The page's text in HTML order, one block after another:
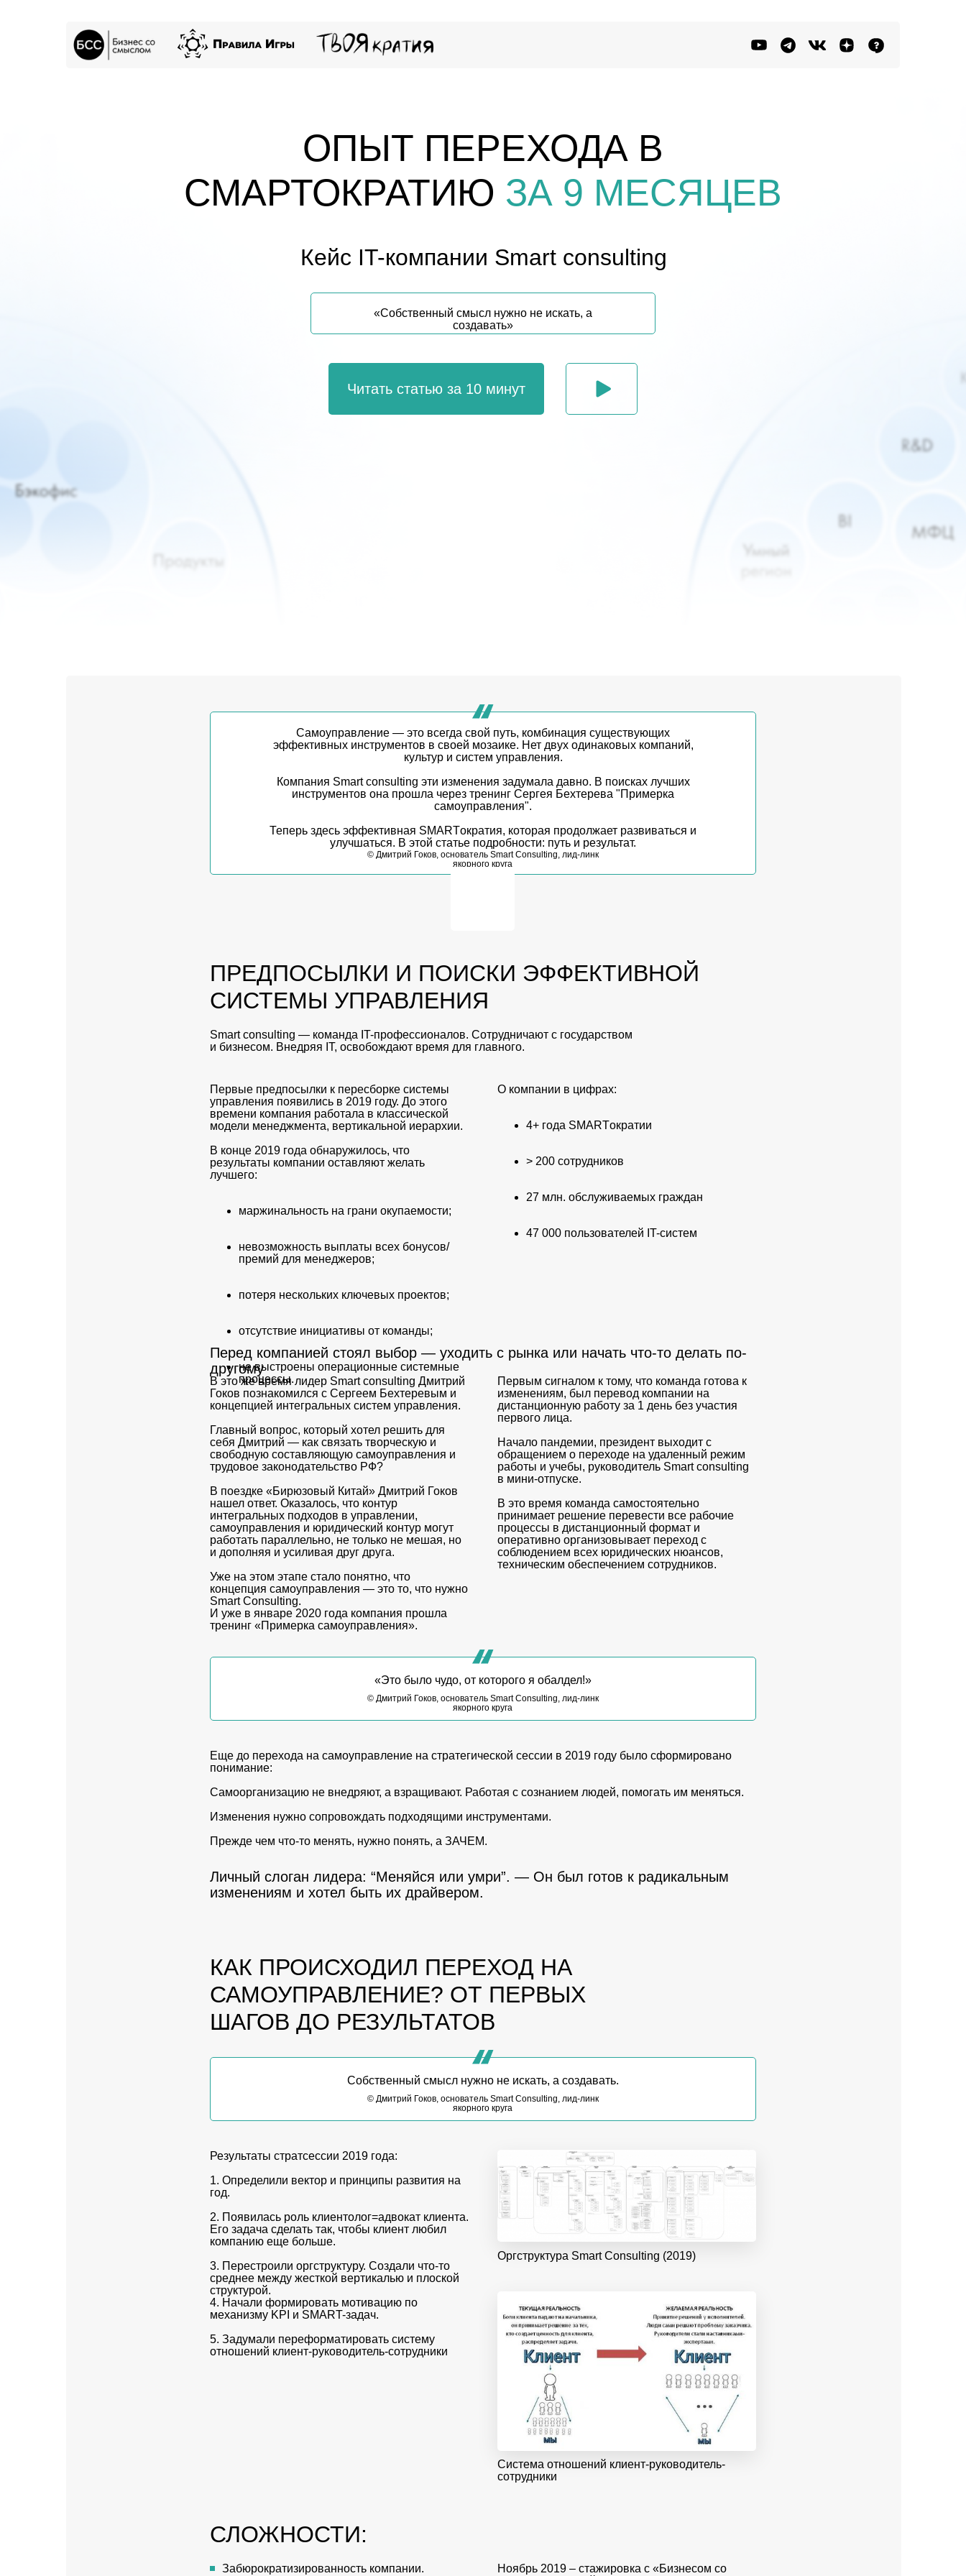
ОПЫТ ПЕРЕХОДА В
СМАРТОКРАТИЮ ЗА 9 МЕСЯЦЕВ
Кейс IT-компании Smart consulting
«Собственный смысл нужно не искать, а
создавать»
Читать статью за 10 минут
Самоуправление — это всегда свой путь, комбинация существующих
эффективных инструментов в своей мозаике. Нет двух одинаковых компаний,
культур и систем управления.
Компания Smart consulting эти изменения задумала давно. В поисках лучших
инструментов она прошла через тренинг Сергея Бехтерева "Примерка
самоуправления".
Теперь здесь эффективная SMARTократия, которая продолжает развиваться и
улучшаться. В этой статье подробности: путь и результат.
© Дмитрий Гоков, основатель Smart Consulting, лид-линк
якорного круга
ПРЕДПОСЫЛКИ И ПОИСКИ ЭФФЕКТИВНОЙ
СИСТЕМЫ УПРАВЛЕНИЯ
О компании в цифрах:
4+ года SMARTократии
> 200 сотрудников
27 млн. обслуживаемых граждан
47 000 пользователей IT-систем
Smart consulting — команда IT-профессионалов. Сотрудничают с государством
и бизнесом. Внедряя IT, освобождают время для главного.
Первым сигналом к тому, что команда готова к
изменениям, был перевод компании на
дистанционную работу за 1 день без участия
первого лица.
Начало пандемии, президент выходит с
обращением о переходе на удаленный режим
работы и учебы, руководитель Smart consulting
в мини-отпуске.
В это время команда самостоятельно
принимает решение перевести все рабочие
процессы в дистанционный формат и
оперативно организовывает переход с
соблюдением всех юридических нюансов,
техническим обеспечением сотрудников.
Первые предпосылки к пересборке системы
управления появились в 2019 году. До этого
времени компания работала в классической
модели менеджмента, вертикальной иерархии.
В конце 2019 года обнаружилось, что
результаты компании оставляют желать
лучшего:
маржинальность на грани окупаемости;
невозможность выплаты всех бонусов/
премий для менеджеров;
потеря нескольких ключевых проектов;
отсутствие инициативы от команды;
не выстроены операционные системные
процессы.
Перед компанией стоял выбор — уходить с рынка или начать что-то делать по-
другому
Личный слоган лидера: “Меняйся или умри”. — Он был готов к радикальным
изменениям и хотел быть их драйвером.
© Дмитрий Гоков, основатель Smart Consulting, лид-линк
якорного круга
«Это было чудо, от которого я обалдел!»
В это же время лидер Smart consulting Дмитрий
Гоков познакомился с Сергеем Бехтеревым и
концепцией интегральных систем управления.
Главный вопрос, который хотел решить для
себя Дмитрий — как связать творческую и
свободную составляющую самоуправления и
трудовое законодательство РФ?
В поездке «Бирюзовый Китай» Дмитрий Гоков
нашел ответ. Оказалось, что контур
интегральных подходов в управлении,
самоуправления и юридический контур могут
работать параллельно, не только не мешая, но
и дополняя и усиливая друг друга.
Уже на этом этапе стало понятно, что
концепция самоуправления — это то, что нужно
Smart Consulting.
И уже в январе 2020 года компания прошла
тренинг «Примерка самоуправления».
Еще до перехода на самоуправление на стратегической сессии в 2019 году было сформировано
понимание:
Самоорганизацию не внедряют, а взращивают. Работая с сознанием людей, помогать им меняться.
Изменения нужно сопровождать подходящими инструментами.
Прежде чем что-то менять, нужно понять, а ЗАЧЕМ.
СЛОЖНОСТИ:
© Дмитрий Гоков, основатель Smart Consulting, лид-линк
якорного круга
Cобственный смысл нужно не искать, а создавать.
Ноябрь 2019 – стажировка с «Бизнесом со
Забюрократизированность компании.
Оргструктура Smart Consulting (2019)
КАК ПРОИСХОДИЛ ПЕРЕХОД НА
САМОУПРАВЛЕНИЕ? ОТ ПЕРВЫХ
ШАГОВ ДО РЕЗУЛЬТАТОВ
Система отношений клиент-руководитель-
сотрудники
Результаты стратсессии 2019 года:
1. Определили вектор и принципы развития на
год.
2. Появилась роль клиентолог=адвокат клиента.
Его задача сделать так, чтобы клиент любил
компанию еще больше.
3. Перестроили оргструктуру. Создали что-то
среднее между жесткой вертикалью и плоской
структурой.
4. Начали формировать мотивацию по
механизму KPI и SMART-задач.
5. Задумали переформатировать систему
отношений клиент-руководитель-сотрудники